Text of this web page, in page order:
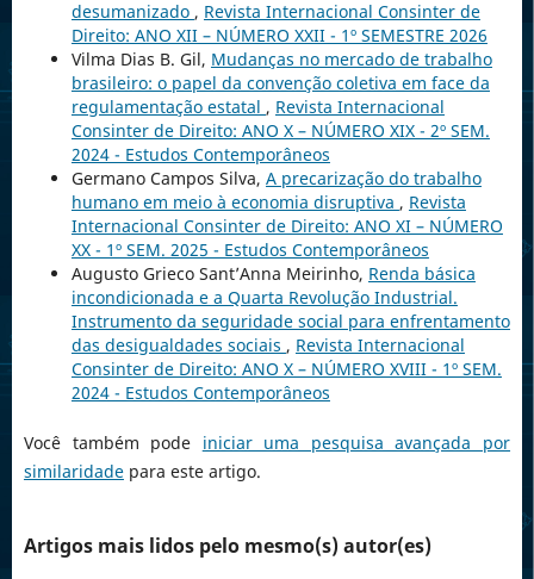
desumanizado , Revista Internacional Consinter de
Direito: ANO XII – NÚMERO XXII - 1º SEMESTRE 2026
Vilma Dias B. Gil, Mudanças no mercado de trabalho
brasileiro: o papel da convenção coletiva em face da
regulamentação estatal , Revista Internacional
Consinter de Direito: ANO X – NÚMERO XIX - 2º SEM.
2024 - Estudos Contemporâneos
Germano Campos Silva, A precarização do trabalho
humano em meio à economia disruptiva , Revista
Internacional Consinter de Direito: ANO XI – NÚMERO
XX - 1º SEM. 2025 - Estudos Contemporâneos
Augusto Grieco Sant’Anna Meirinho, Renda básica
incondicionada e a Quarta Revolução Industrial.
Instrumento da seguridade social para enfrentamento
das desigualdades sociais , Revista Internacional
Consinter de Direito: ANO X – NÚMERO XVIII - 1º SEM.
2024 - Estudos Contemporâneos
Você também pode iniciar uma pesquisa avançada por
similaridadepara este artigo.
Artigos mais lidos pelo mesmo(s) autor(es)